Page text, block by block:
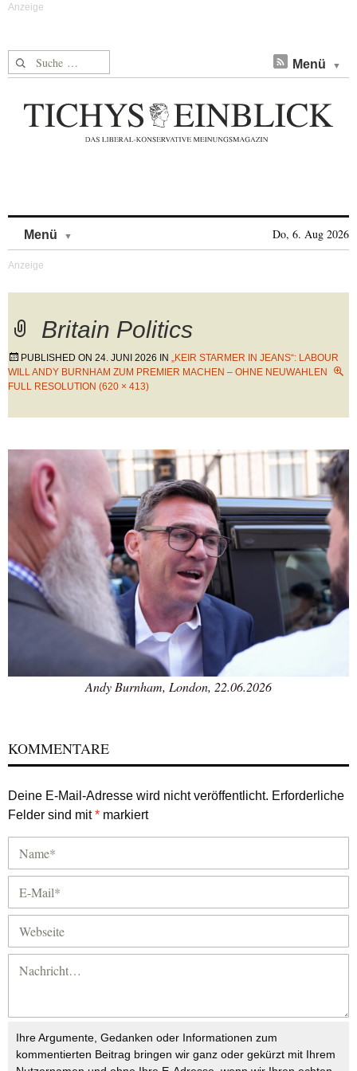
Suche nach: Menü
Menü Do, 6. Aug 2026
Britain Politics
PUBLISHED ON 24. JUNI 2026 IN „KEIR STARMER IN JEANS“: LABOUR
WILL ANDY BURNHAM ZUM PREMIER MACHEN – OHNE NEUWAHLEN
FULL RESOLUTION (620 × 413)
Andy Burnham, London, 22.06.2026
KOMMENTARE
Deine E-Mail-Adresse wird nicht veröffentlicht. Erforderliche
Felder sind mit* markiert
Ihre Argumente, Gedanken oder Informationen zum
kommentierten Beitrag bringen wir ganz oder gekürzt mit Ihrem